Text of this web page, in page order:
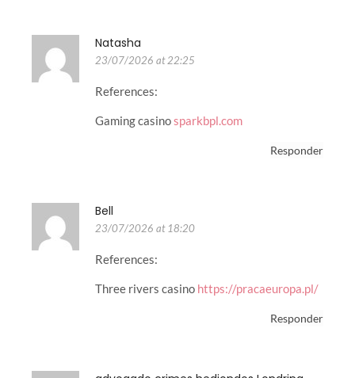
Natasha
23/07/2026 at 22:25
References:
Gaming casinosparkbpl.com
Responder
Bell
23/07/2026 at 18:20
References:
Three rivers casino https://pracaeuropa.pl/
Responder